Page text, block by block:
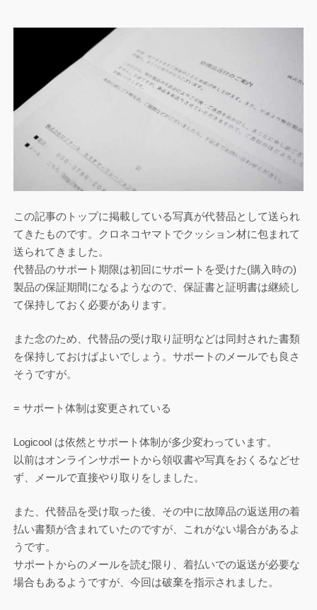
この記事のトップに掲載している写真が代替品として送られ
てきたものです。クロネコヤマトでクッション材に包まれて
送られてきました。
代替品のサポート期限は初回にサポートを受けた(購入時の)
製品の保証期間になるようなので、保証書と証明書は継続し
て保持しておく必要があります。
また念のため、代替品の受け取り証明などは同封された書類
を保持しておけばよいでしょう。サポートのメールでも良さ
そうですが。
= サポート体制は変更されている
Logicool は依然とサポート体制が多少変わっています。
以前はオンラインサポートから領収書や写真をおくるなどせ
ず、メールで直接やり取りをしました。
また、代替品を受け取った後、その中に故障品の返送用の着
払い書類が含まれていたのですが、これがない場合があるよ
うです。
サポートからのメールを読む限り、着払いでの返送が必要な
場合もあるようですが、今回は破棄を指示されました。